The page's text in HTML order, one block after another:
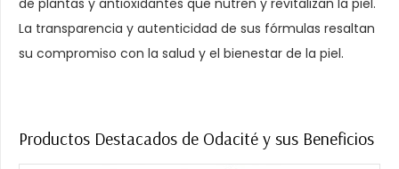
La transparencia y autenticidad de sus fórmulas resaltan
su compromiso con la salud y el bienestar de la piel.
Productos Destacados de Odacité y sus Beneficios